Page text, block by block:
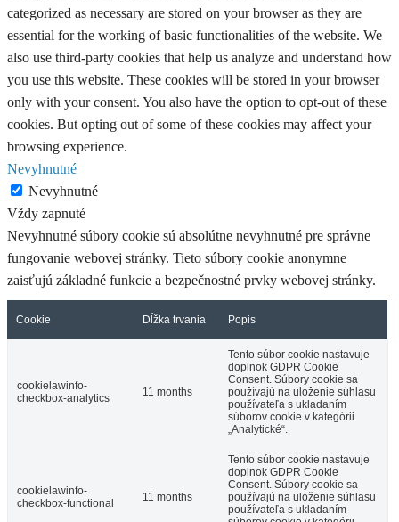
categorized as necessary are stored on your browser as they are
essential for the working of basic functionalities of the website. We
also use third-party cookies that help us analyze and understand how
you use this website. These cookies will be stored in your browser
only with your consent. You also have the option to opt-out of these
cookies. But opting out of some of these cookies may affect your
browsing experience.
Nevyhnutné
Nevyhnutné
Vždy zapnuté
Nevyhnutné súbory cookie sú absolútne nevyhnutné pre správne
fungovanie webovej stránky. Tieto súbory cookie anonymne
zaisťujú základné funkcie a bezpečnostné prvky webovej stránky.
Cookie Dĺžka trvania Popis
cookielawinfo-
checkbox-analytics
11 months
Tento súbor cookie nastavuje
doplnok GDPR Cookie
Consent. Súbory cookie sa
používajú na uloženie súhlasu
používateľa s ukladaním
súborov cookie v kategórii
„Analytické“.
cookielawinfo-
checkbox-functional
11 months
Tento súbor cookie nastavuje
doplnok GDPR Cookie
Consent. Súbory cookie sa
používajú na uloženie súhlasu
používateľa s ukladaním